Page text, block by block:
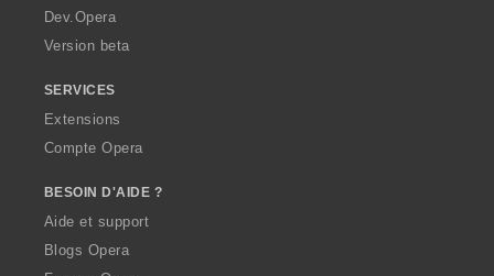
a
Dev.Opera
Version beta
SERVICES
Extensions
Compte Opera
BESOIN D'AIDE ?
Aide et support
Blogs Opera